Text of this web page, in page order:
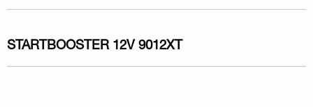
STARTBOOSTER 12V 9012XT